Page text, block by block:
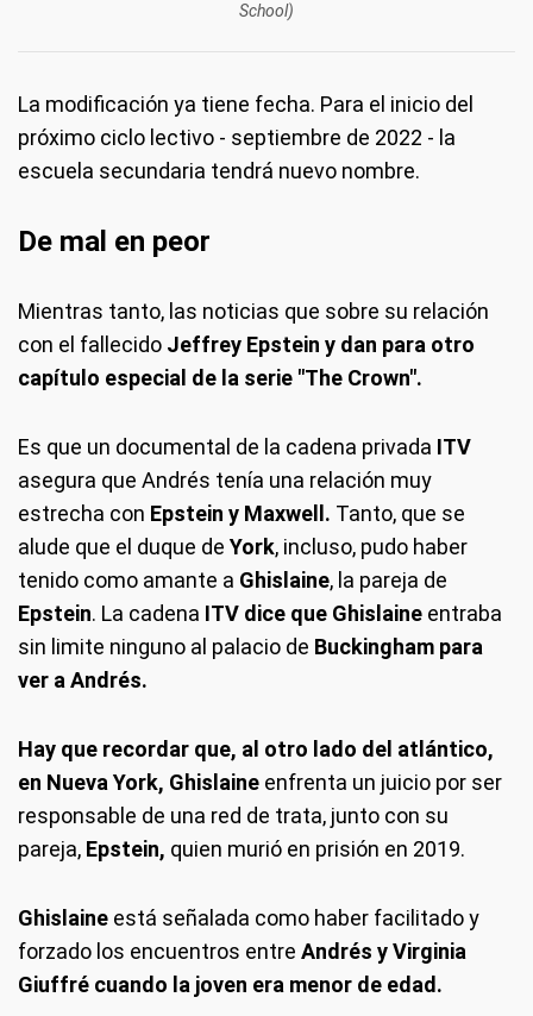
School)
La modificación ya tiene fecha. Para el inicio del
próximo ciclo lectivo - septiembre de 2022 - la
escuela secundaria tendrá nuevo nombre.
De mal en peor
Mientras tanto, las noticias que sobre su relación
con el fallecido Jeffrey Epstein y dan para otro
capítulo especial de la serie "The Crown".
Es que un documental de la cadena privada ITV
asegura que Andrés tenía una relación muy
estrecha con Epstein y Maxwell. Tanto, que se
alude que el duque de York, incluso, pudo haber
tenido como amante a Ghislaine, la pareja de
Epstein. La cadena ITV dice que Ghislaine entraba
sin limite ninguno al palacio de Buckingham para
ver a Andrés.
Hay que recordar que, al otro lado del atlántico,
en Nueva York, Ghislaine enfrenta un juicio por ser
responsable de una red de trata, junto con su
pareja, Epstein, quien murió en prisión en 2019.
Ghislaine está señalada como haber facilitado y
forzado los encuentros entre Andrés y Virginia
Giuffré cuando la joven era menor de edad.